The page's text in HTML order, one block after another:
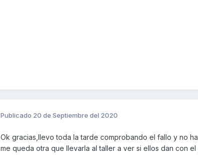
Publicado 20 de Septiembre del 2020
Ok gracias,llevo toda la tarde comprobando el fallo y no
me queda otra que llevarla al taller a ver si ellos dan con